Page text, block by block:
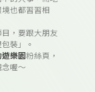
也都習習相
，要跟大朋友
裝」。
樂園粉絲頁，
喔～